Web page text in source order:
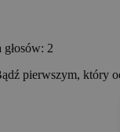
2
pierwszym, który